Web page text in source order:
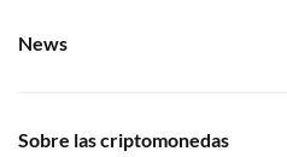
News
Sobre las criptomonedas